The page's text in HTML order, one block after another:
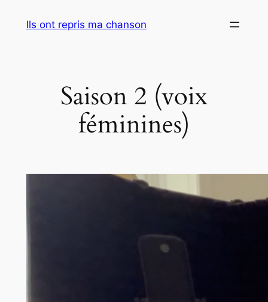
Ils ont repris ma chanson
Saison 2 (voix
féminines)